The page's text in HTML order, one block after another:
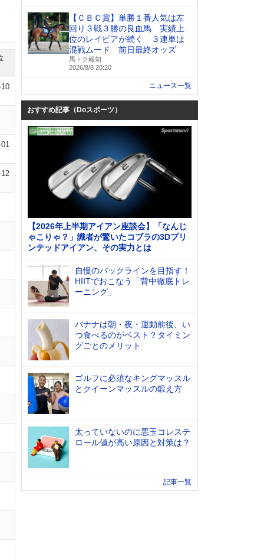
【ＣＢＣ賞】単勝１番人気は左
回り３戦３勝の良血馬 実績上
位のレイピアが続く ３連単は
混戦ムード 前日最終オッズ
馬トク報知
2026/8/8 20:20
ニュース一覧
おすすめ記事（Doスポーツ）
【2026年上半期アイアン座談会】「なんじ
ゃこりゃ？」識者が驚いたコブラの3Dプリ
ンテッドアイアン、その実力とは
自慢のバックラインを目指す！
HIITでおこなう「背中徹底トレ
ーニング」
バナナは朝・夜・運動前後、い
つ食べるのがベスト？タイミン
グごとのメリット
ゴルフに必須なキングマッスル
とクイーンマッスルの鍛え方
太っていないのに悪玉コレステ
ロール値が高い原因と対策は？
記事一覧